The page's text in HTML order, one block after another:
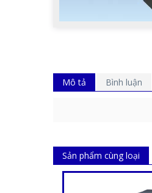
Mô tả Bình luận
Sản phẩm cùng loại